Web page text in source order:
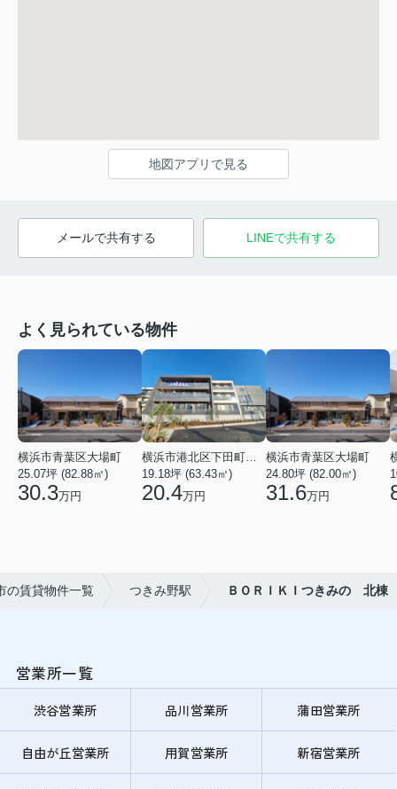
地図アプリで見る
メールで共有する LINEで共有する
よく見られている物件
横浜市青葉区大場町
25.07坪 (82.88㎡)
30.3万円
19.18坪 (63.43㎡)
20.4万円
横浜市青葉区大場町
24.80坪 (82.00㎡)
31.6万円
の賃貸物件一覧 つきみ野駅 ＢＯＲＩＫＩつきみの 北棟
営業所一覧
渋谷営業所 品川営業所 蒲田営業所
自由が丘営業所 用賀営業所 新宿営業所